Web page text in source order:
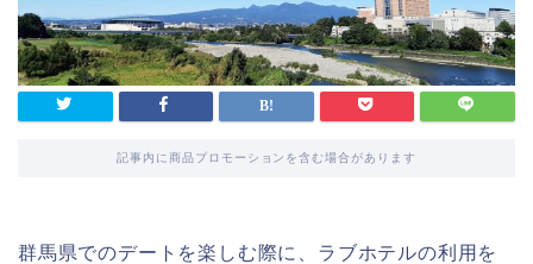
記事内に商品プロモーションを含む場合があります
群馬県でのデートを楽しむ際に、ラブホテルの利用を